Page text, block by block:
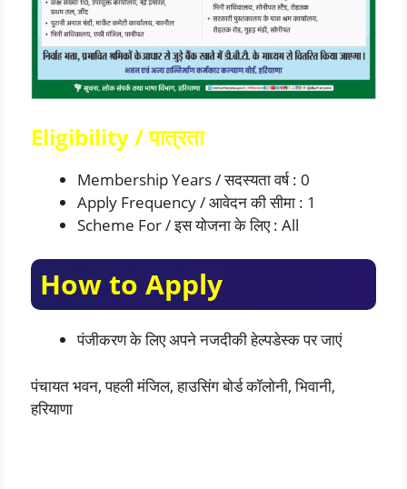
Eligibility / पात्रता
Membership Years / सदस्यता वर्ष : 0
Apply Frequency / आवेदन की सीमा : 1
Scheme For / इस योजना के लिए : All
How to Apply
पंजीकरण के लिए अपने नजदीकी हेल्पडेस्क पर जाएं
पंचायत भवन, पहली मंजिल, हाउसिंग बोर्ड कॉलोनी, भिवानी,
हरियाणा